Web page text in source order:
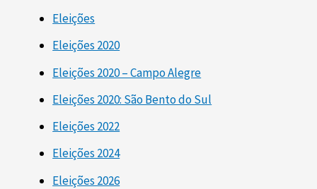
Eleições
Eleições 2020
Eleições 2020 – Campo Alegre
Eleições 2020: São Bento do Sul
Eleições 2022
Eleições 2024
Eleições 2026